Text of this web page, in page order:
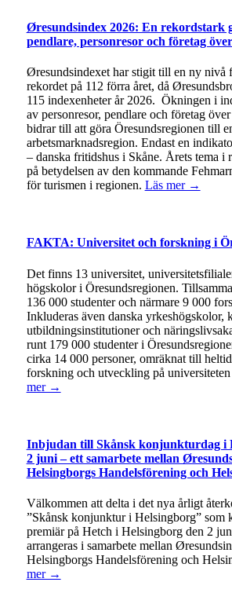
Øresundsindex 2026: En rekordstark
pendlare, personresor och företag
Øresundsindexet har stigit till en ny nivå
rekordet på 112 förra året, då
115 indexenheter år 2026. Ökningen i
av personresor, pendlare och företag
bidrar till att göra Öresundsregionen till
arbetsmarknadsregion. Endast en
– danska fritidshus i Skåne. Årets tema i
på betydelsen av den kommande
för turismen i regionen. Läs mer →
FAKTA: Universitet och forskning i
Det finns 13 universitet,
högskolor i Öresundsregionen.
136 000 studenter och närmare 9 000
Inkluderas även danska yrkeshögskolor,
utbildningsinstitutioner och
runt 179 000 studenter i
cirka 14 000 personer, omräknat till
forskning och utveckling på
mer →
Inbjudan till Skånsk konjunkturdag i
2 juni – ett samarbete mellan
Helsingborgs Handelsförening och
Välkommen att delta i det nya årligt
”Skånsk konjunktur i Helsingborg” som
premiär på Hetch i Helsingborg den 2
arrangeras i samarbete mellan
Helsingborgs Handelsförening och
mer →